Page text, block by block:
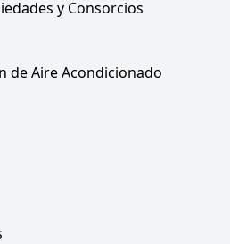
y Consorcios
de Aire Acondicionado